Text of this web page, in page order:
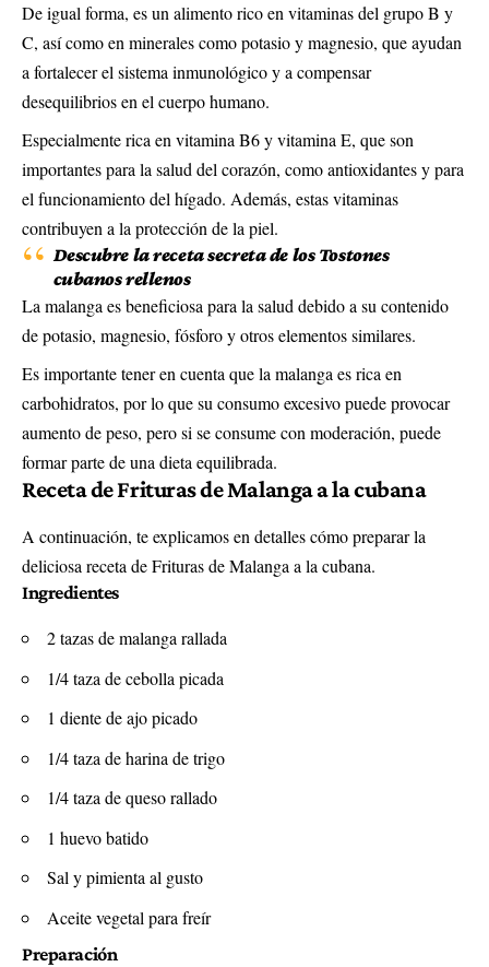
De igual forma, es un alimento rico en vitaminas del grupo B y
C, así como en minerales como potasio y magnesio, que ayudan
a fortalecer el sistema inmunológico y a compensar
desequilibrios en el cuerpo humano.
Especialmente rica en vitamina B6 y vitamina E, que son
importantes para la salud del corazón, como antioxidantes y para
el funcionamiento del hígado. Además, estas vitaminas
contribuyen a la protección de la piel.
Descubre la receta secreta de los Tostones
cubanos rellenos
La malanga es beneficiosa para la salud debido a su contenido
de potasio, magnesio, fósforo y otros elementos similares.
Es importante tener en cuenta que la malanga es rica en
carbohidratos, por lo que su consumo excesivo puede provocar
aumento de peso, pero si se consume con moderación, puede
formar parte de una dieta equilibrada.
Receta de Frituras de Malanga a la cubana
A continuación, te explicamos en detalles cómo preparar la
deliciosa receta de Frituras de Malanga a la cubana.
Ingredientes
2 tazas de malanga rallada
1/4 taza de cebolla picada
1 diente de ajo picado
1/4 taza de harina de trigo
1/4 taza de queso rallado
1 huevo batido
Sal y pimienta al gusto
Aceite vegetal para freír
Preparación